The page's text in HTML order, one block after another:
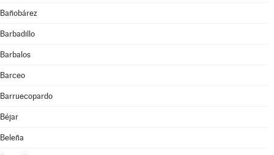
Bañobárez
Barbadillo
Barbalos
Barceo
Barruecopardo
Béjar
Beleña